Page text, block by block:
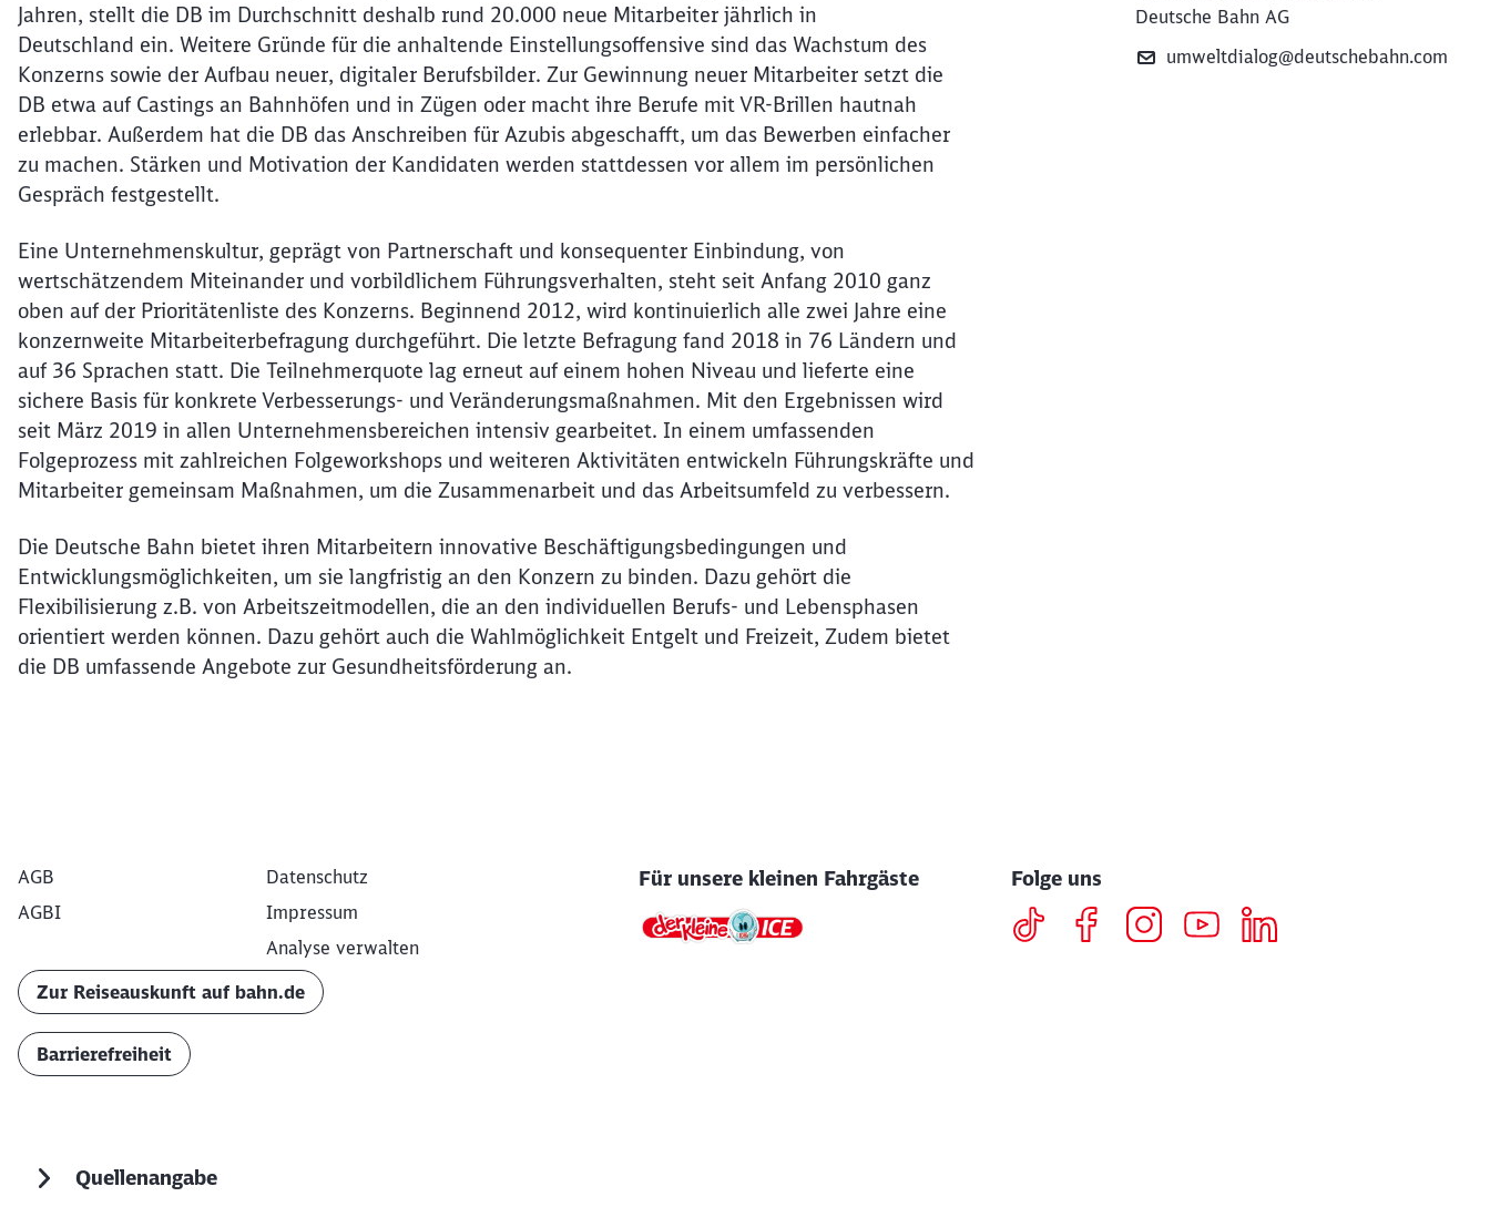
Jahren, stellt die DB im Durchschnitt deshalb rund 20.000 neue Mitarbeiter jährlich in
Deutschland ein. Weitere Gründe für die anhaltende Einstellungsoffensive sind das Wachstum des
Konzerns sowie der Aufbau neuer, digitaler Berufsbilder. Zur Gewinnung neuer Mitarbeiter setzt die
DB etwa auf Castings an Bahnhöfen und in Zügen oder macht ihre Berufe mit VR-Brillen hautnah
erlebbar. Außerdem hat die DB das Anschreiben für Azubis abgeschafft, um das Bewerben einfacher
zu machen. Stärken und Motivation der Kandidaten werden stattdessen vor allem im persönlichen
Gespräch festgestellt.
Eine Unternehmenskultur, geprägt von Partnerschaft und konsequenter Einbindung, von
wertschätzendem Miteinander und vorbildlichem Führungsverhalten, steht seit Anfang 2010 ganz
oben auf der Prioritätenliste des Konzerns. Beginnend 2012, wird kontinuierlich alle zwei Jahre eine
konzernweite Mitarbeiterbefragung durchgeführt. Die letzte Befragung fand 2018 in 76 Ländern und
auf 36 Sprachen statt. Die Teilnehmerquote lag erneut auf einem hohen Niveau und lieferte eine
sichere Basis für konkrete Verbesserungs- und Veränderungsmaßnahmen. Mit den Ergebnissen wird
seit März 2019 in allen Unternehmensbereichen intensiv gearbeitet. In einem umfassenden
Folgeprozess mit zahlreichen Folgeworkshops und weiteren Aktivitäten entwickeln Führungskräfte und
Mitarbeiter gemeinsam Maßnahmen, um die Zusammenarbeit und das Arbeitsumfeld zu verbessern.
Die Deutsche Bahn bietet ihren Mitarbeitern innovative Beschäftigungsbedingungen und
Entwicklungsmöglichkeiten, um sie langfristig an den Konzern zu binden. Dazu gehört die
Flexibilisierung z.B. von Arbeitszeitmodellen, die an den individuellen Berufs- und Lebensphasen
orientiert werden können. Dazu gehört auch die Wahlmöglichkeit Entgelt und Freizeit, Zudem bietet
die DB umfassende Angebote zur Gesundheitsförderung an.
Deutsche Bahn AG
umweltdialog@deutschebahn.com
AGB
AGBI
Datenschutz
Impressum
Analyse verwalten
Für unsere kleinen Fahrgäste Folge uns
Zur Reiseauskunft auf bahn.de
Barrierefreiheit
Quellenangabe